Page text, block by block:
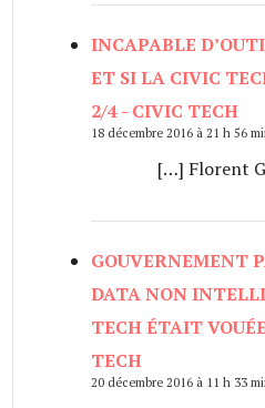
INCAPABLE
ET SI LA CIVIC
2/4 - CIVIC TECH
18 décembre 2016 à 21 h 56
[…] Florent
GOUVERNEMENT
DATA NON
TECH ÉTAIT
TECH
20 décembre 2016 à 11 h 33